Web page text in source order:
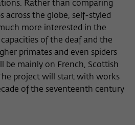
Rather than comparing
across the globe, self-styled
more interested in the
of the deaf and the
primates and even spiders
be mainly on French, Scottish
project will start with works
of the seventeenth century
durch eine Verlinkung
berlin.de weitergeleitet wurde.